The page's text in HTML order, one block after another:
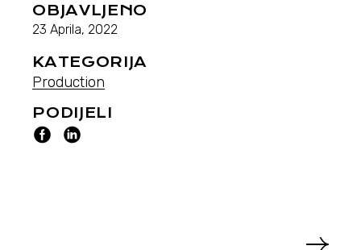
OBJAVLJENO
23 Aprila, 2022
KATEGORIJA
Production
PODIJELI